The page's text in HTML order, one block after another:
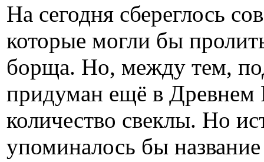
На сегодня сбереглось
которые могли бы
борща. Но, между тем,
придуман ещё в Древнем
количество свеклы. Но
упоминалось бы